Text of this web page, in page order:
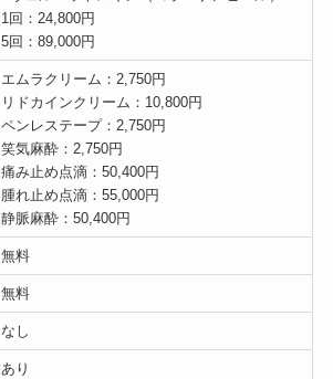
1回：24,800円
5回：89,000円
エムラクリーム：2,750円
リドカインクリーム：10,800円
ペンレステープ：2,750円
笑気麻酔：2,750円
痛み止め点滴：50,400円
腫れ止め点滴：55,000円
静脈麻酔：50,400円
無料
無料
なし
あり